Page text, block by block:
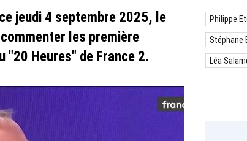
jeudi 4 septembre 2025, le
les première
"20 Heures" de France 2.
Philippe
Stéphane
Léa